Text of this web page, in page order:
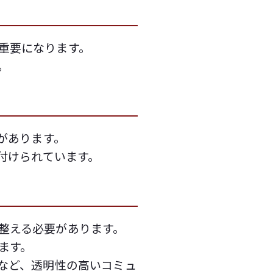
になります。
ります。
られています。
る必要があります。
。
ど、透明性の高いコミュ